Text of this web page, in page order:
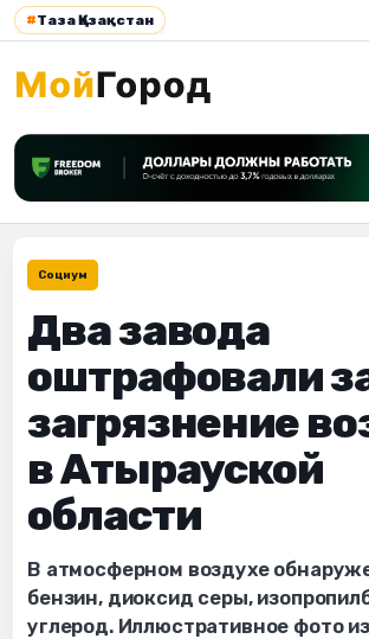
#Таза Қазақстан
Социум
Два завода
оштрафовали
загрязнение
в Атырауской
области
В атмосферном воздухе
бензин, диоксид серы,
углерод. Иллюстративное фото